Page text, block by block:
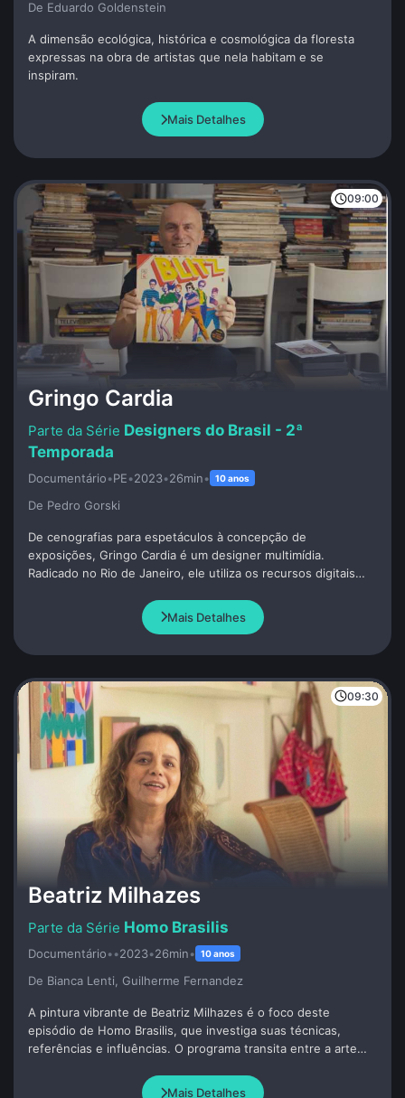
De Eduardo Goldenstein
A dimensão ecológica, histórica e cosmológica da floresta
expressas na obra de artistas que nela habitam e se
inspiram.
Mais Detalhes
09:00
Gringo Cardia
Designers do Brasil - 2ª
Temporada
Documentário•PE•2023•26min• 10 anos
De Pedro Gorski
De cenografias para espetáculos à concepção de
exposições, Gringo Cardia é um designer multimídia.
Radicado no Rio de Janeiro, ele utiliza os recursos digitais
as culturas populares.
Mais Detalhes
09:30
Beatriz Milhazes
Homo Brasilis
Documentário••2023•26min• 10 anos
De Bianca Lenti, Guilherme Fernandez
A pintura vibrante de Beatriz Milhazes é o foco deste
episódio de Homo Brasilis, que investiga suas técnicas,
referências e influências. O programa transita entre a arte
revelar os caminhos que consolidaram a artista como um
Mais Detalhes